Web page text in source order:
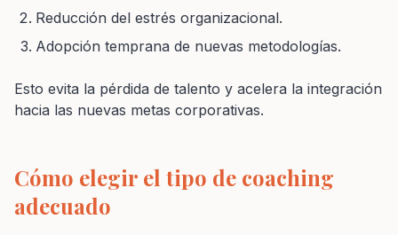
Reducción del estrés organizacional.
Adopción temprana de nuevas metodologías.
Esto evita la pérdida de talento y acelera la integración
hacia las nuevas metas corporativas.
Cómo elegir el tipo de coaching
adecuado